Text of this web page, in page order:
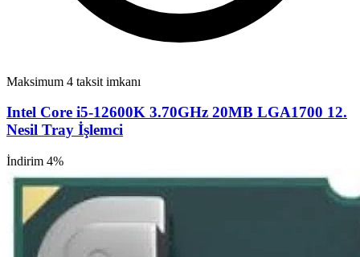
Maksimum 4 taksit imkanı
Intel Core i5-12600K 3.70GHz 20MB LGA1700 12.
Nesil Tray İşlemci
İndirim 4%